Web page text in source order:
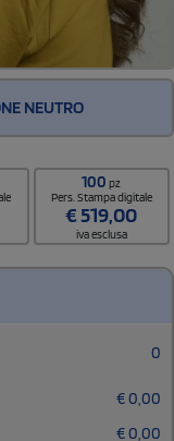
NEUTRO
100pz
Pers. Stampa digitale
€519,00
iva esclusa
0
€0,00
€0,00